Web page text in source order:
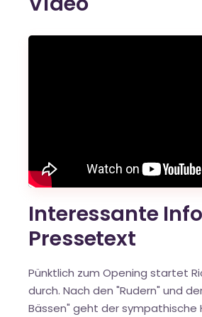
Interessante
Pressetext
Pünktlich zum Opening startet
durch. Nach den "Rudern" und
Bässen" geht der sympathische